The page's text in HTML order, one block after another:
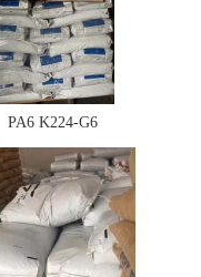
PA6 K224-G6